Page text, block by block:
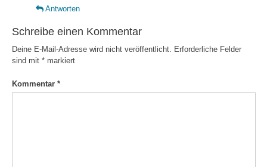
Antworten
Schreibe einen Kommentar
Deine E-Mail-Adresse wird nicht veröffentlicht. Erforderliche Felder
sind mit *markiert
Kommentar *